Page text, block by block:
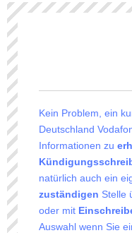
Kein Problem, ein
Deutschland
Informationen zu
natürlich auch ein
zuständigen Stelle
oder mit
Auswahl wenn Sie